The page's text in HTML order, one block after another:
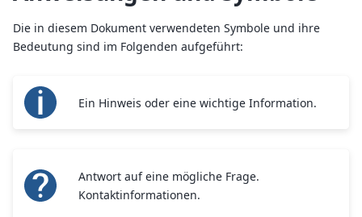
Die in diesem Dokument verwendeten Symbole und ihre
Bedeutung sind im Folgenden aufgeführt:
Ein Hinweis oder eine wichtige Information.
Antwort auf eine mögliche Frage.
Kontaktinformationen.